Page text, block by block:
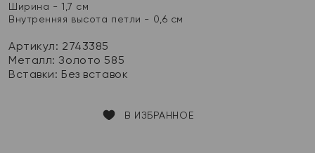
Ширина - 1,7 см
Внутренняя высота петли - 0,6 см
Артикул: 2743385
Металл:Золото 585
Вставки: Без вставок
В ИЗБРАННОЕ